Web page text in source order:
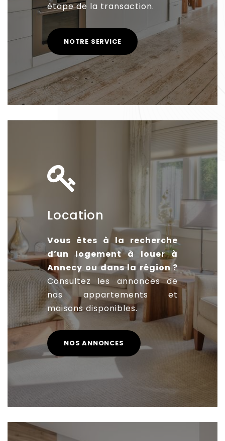
étape de la transaction.
NOTRE SERVICE
Location
Vous êtes à la recherche
d’un logement à louer à
Annecy ou dans la région ?
Consultez les annonces de
nos appartements et
maisons disponibles.
NOS ANNONCES